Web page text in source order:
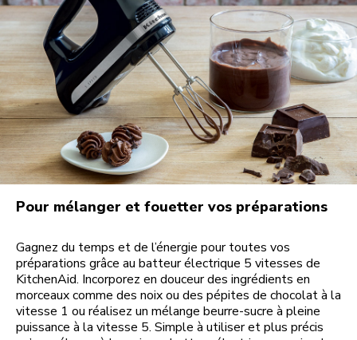
Pour mélanger et fouetter vos préparations
Gagnez du temps et de l’énergie pour toutes vos
préparations grâce au batteur électrique 5 vitesses de
KitchenAid. Incorporez en douceur des ingrédients en
morceaux comme des noix ou des pépites de chocolat à la
vitesse 1 ou réalisez un mélange beurre-sucre à pleine
puissance à la vitesse 5. Simple à utiliser et plus précis